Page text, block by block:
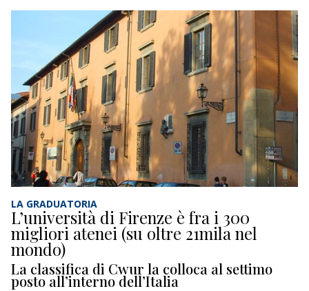
LA GRADUATORIA
L’università di Firenze è fra i 300
migliori atenei (su oltre 21mila nel
mondo)
La classifica di Cwur la colloca al settimo
posto all’interno dell’Italia